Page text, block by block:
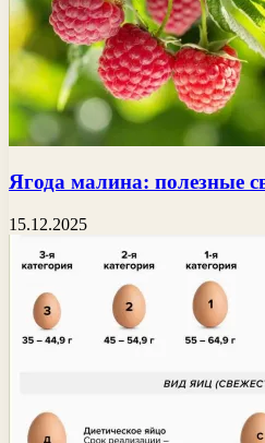
Ягода малина: полезные
15.12.2025